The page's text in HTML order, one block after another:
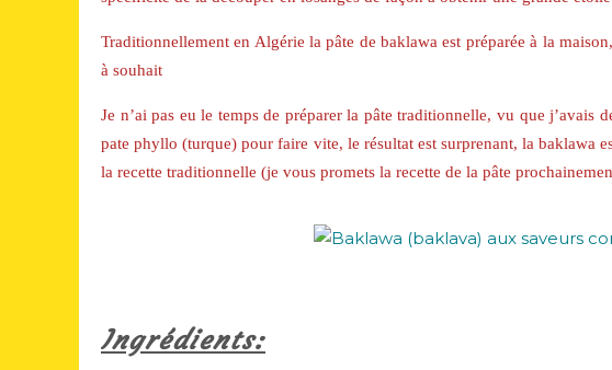
Traditionnellement en Algérie la pâte de baklawa est préparée à la
à souhait
Je n’ai pas eu le temps de préparer la pâte traditionnelle, vu que j’avais
pate phyllo (turque) pour faire vite, le résultat est surprenant, la baklawa
la recette traditionnelle (je vous promets la recette de la pâte
Ingrédients: